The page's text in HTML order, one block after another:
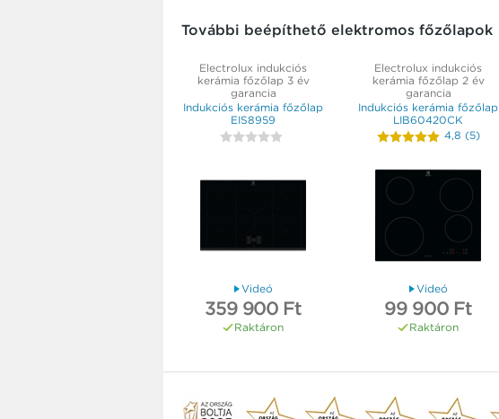
További beépíthető elektromos főzőlapok
Electrolux indukciós
kerámia főzőlap 3 év
garancia
Indukciós kerámia főzőlap
EIS8959
Videó
359 900 Ft
Raktáron
Electrolux indukciós
kerámia főzőlap 2 év
garancia
Indukciós kerámia főzőlap
LIB60420CK
4,8 (5)
Videó
99 900 Ft
Raktáron